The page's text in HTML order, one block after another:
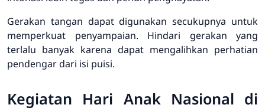
Gerakan tangan dapat digunakan secukupnya untuk
memperkuat penyampaian. Hindari gerakan yang
terlalu banyak karena dapat mengalihkan perhatian
pendengar dari isi puisi.
Kegiatan Hari Anak Nasional di